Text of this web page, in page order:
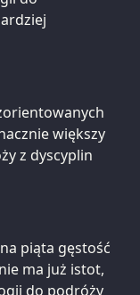
większy
z dyscyplin
piąta gęstość
ma już istot,
do podróży